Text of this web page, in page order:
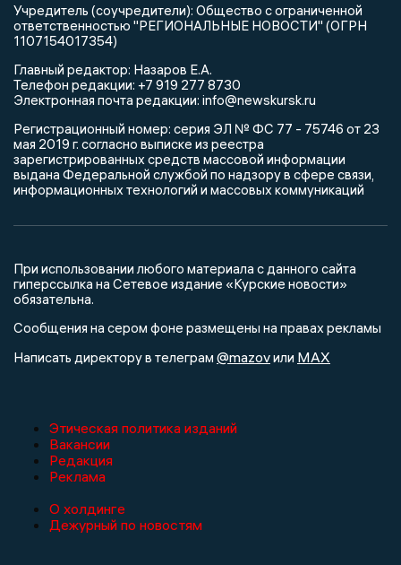
Учредитель (соучредители): Общество с ограниченной
ответственностью "РЕГИОНАЛЬНЫЕ НОВОСТИ" (ОГРН
1107154017354)
Главный редактор: Назаров Е.А.
Телефон редакции: +7 919 277 8730
Электронная почта редакции: info@newskursk.ru
Регистрационный номер: серия ЭЛ № ФС 77 - 75746 от 23
мая 2019 г. согласно выписке из реестра
зарегистрированных средств массовой информации
выдана Федеральной службой по надзору в сфере связи,
информационных технологий и массовых коммуникаций
При использовании любого материала с данного сайта
гиперссылка на Сетевое издание «Курские новости»
обязательна.
Сообщения на сером фоне размещены на правах рекламы
Написать директору в телеграм @mazovили MAX
Этическая политика изданий
Вакансии
Редакция
Реклама
О холдинге
Дежурный по новостям